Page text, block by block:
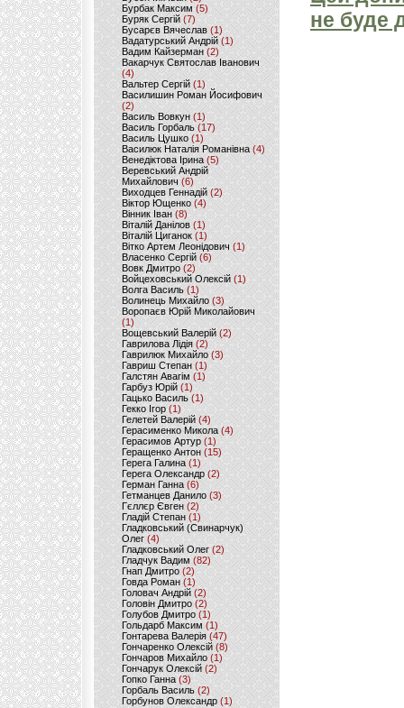
Бурбак Максим (5)
Буряк Сергій (7)
Бусарєв Вячеслав (1)
Вадатурський Андрій (1)
Вадим Кайзерман (2)
Вакарчук Святослав Іванович
(4)
Вальтер Сергій (1)
Василишин Роман Йосифович
(2)
Василь Вовкун (1)
Василь Горбаль (17)
Василь Цушко (1)
Василюк Наталія Романівна (4)
Венедіктова Ірина(5)
Веревський Андрій
Михайлович (6)
Виходцев Геннадій (2)
Віктор Ющенко (4)
Вінник Іван (8)
Віталій Данілов (1)
Віталій Циганок (1)
Вітко Артем Леонідович(1)
Власенко Сергій (6)
Вовк Дмитро(2)
Войцеховський Олексій(1)
Волга Василь (1)
Волинець Михайло (3)
Воропаєв Юрій Миколайович
(1)
Вощевський Валерій(2)
Гаврилова Лідія (2)
Гаврилюк Михайло (3)
Гавриш Степан (1)
Галстян Авагім (1)
Гарбуз Юрій (1)
Гацько Василь (1)
Гекко Ігор(1)
Гелетей Валерій (4)
Герасименко Микола (4)
Герасимов Артур (1)
Геращенко Антон(15)
Герега Галина (1)
Герега Олександр (2)
Герман Ганна (6)
Гетманцев Данило (3)
Гєллєр Євген (2)
Гладій Степан(1)
Гладковський (Свинарчук)
Олег (4)
Гладковський Олег (2)
Гладчук Вадим (82)
Гнап Дмитро (2)
Говда Роман(1)
Головач Андрій (2)
Головін Дмитро (2)
Голубов Дмитро (1)
Гольдарб Максим(1)
Гонтарева Валерія (47)
Гончаренко Олексій(8)
Гончаров Михайло (1)
Гончарук Олексій (2)
Гопко Ганна (3)
Горбаль Василь (2)
Горбунов Олександр (1)
не буде